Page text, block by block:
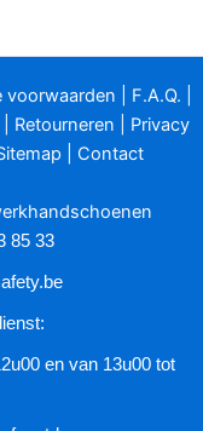
voorwaarden F.A.Q.
Retourneren
Privacy
Contact
85 33
en van 13u00 tot